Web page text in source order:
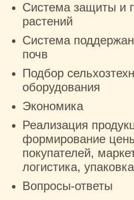
Система защиты и
растений
Система
почв
Подбор
оборудования
Экономика
Реализация
формирование
покупателей,
логистика,
Вопросы-ответы